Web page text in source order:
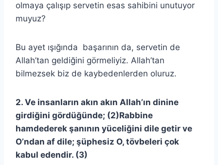
olmaya çalışıp servetin esas sahibini unutuyor
muyuz?
Bu ayet ışığında başarının da, servetin de
Allah’tan geldiğini görmeliyiz. Allah’tan
bilmezsek biz de kaybedenlerden oluruz.
2. Ve insanların akın akın Allah’ın dinine
girdiğini gördüğünde; (2)Rabbine
hamdederek şanının yüceliğini dile getir ve
O’ndan af dile; şüphesiz O, tövbeleri çok
kabul edendir. (3)